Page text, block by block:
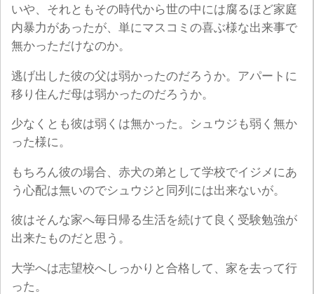
いや、それともその時代から世の中には腐るほど家庭
内暴力があったが、単にマスコミの喜ぶ様な出来事で
無かっただけなのか。
逃げ出した彼の父は弱かったのだろうか。アパートに
移り住んだ母は弱かったのだろうか。
少なくとも彼は弱くは無かった。シュウジも弱く無か
った様に。
もちろん彼の場合、赤犬の弟として学校でイジメにあ
う心配は無いのでシュウジと同列には出来ないが。
彼はそんな家へ毎日帰る生活を続けて良く受験勉強が
出来たものだと思う。
大学へは志望校へしっかりと合格して、家を去って行
った。